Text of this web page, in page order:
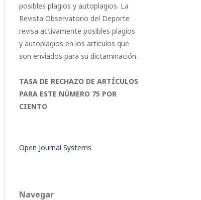
posibles plagios y autoplagios. La
Revista Observatorio del Deporte
revisa activamente posibles plagios
y autoplagios en los artículos que
son enviados para su dictaminación.
TASA DE RECHAZO DE ARTÍCULOS
PARA ESTE NÚMERO 75 POR
CIENTO
Open Journal Systems
Navegar